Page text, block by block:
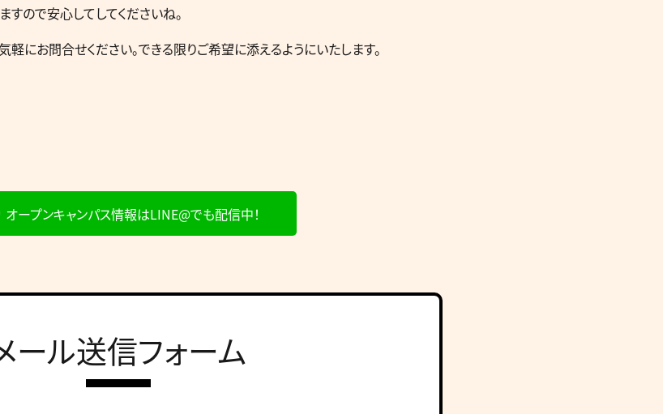
ので安心してしてくださいね。
お問合せください。できる限りご希望に添えるようにいたします。
オープンキャンパス情報はLINE@でも配信中！
ール送信フォーム